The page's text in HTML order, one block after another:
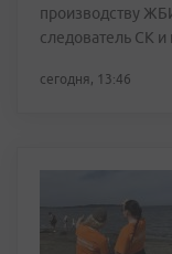
производству
следователь СК
сегодня, 13:46